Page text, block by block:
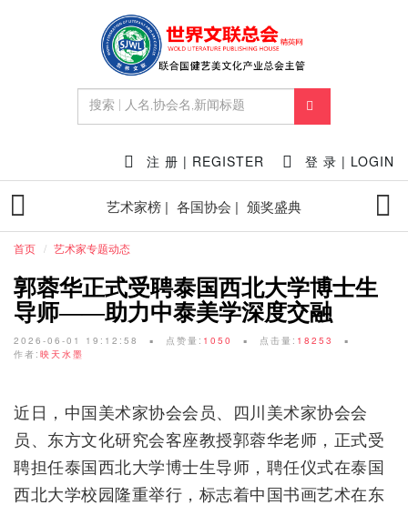
注 册 | REGISTER 登 录 | LOGIN
艺术家榜 | 各国协会 | 颁奖盛典
首页 艺术家专题动态
郭蓉华正式受聘泰国西北大学博士生
导师——助力中泰美学深度交融
2026-06-01 19:12:58 点赞量: 1050 点击量: 18253
作者: 映天水墨
近日，中国美术家协会会员、四川美术家协会会
员、东方文化研究会客座教授郭蓉华老师，正式受
聘担任泰国西北大学博士生导师，聘任仪式在泰国
西北大学校园隆重举行，标志着中国书画艺术在东